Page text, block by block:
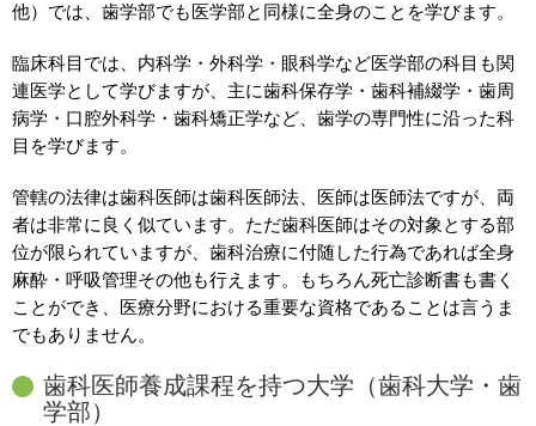
他）では、歯学部でも医学部と同様に全身のことを学びます。
臨床科目では、内科学・外科学・眼科学など医学部の科目も関
連医学として学びますが、主に歯科保存学・歯科補綴学・歯周
病学・口腔外科学・歯科矯正学など、歯学の専門性に沿った科
目を学びます。
管轄の法律は歯科医師は歯科医師法、医師は医師法ですが、両
者は非常に良く似ています。ただ歯科医師はその対象とする部
位が限られていますが、歯科治療に付随した行為であれば全身
麻酔・呼吸管理その他も行えます。もちろん死亡診断書も書く
ことができ、医療分野における重要な資格であることは言うま
でもありません。
歯科医師養成課程を持つ大学（歯科大学・歯
学部）